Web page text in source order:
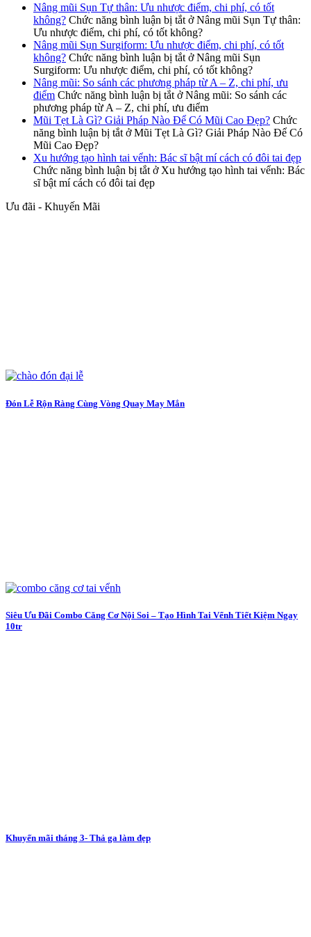
Nâng mũi Sụn Tự thân: Ưu nhược điểm, chi phí, có tốt
không? Chức năng bình luận bị tắt ở Nâng mũi Sụn Tự thân:
Ưu nhược điểm, chi phí, có tốt không?
Nâng mũi Sụn Surgiform: Ưu nhược điểm, chi phí, có tốt
không? Chức năng bình luận bị tắt ở Nâng mũi Sụn
Surgiform: Ưu nhược điểm, chi phí, có tốt không?
Nâng mũi: So sánh các phương pháp từ A – Z, chi phí, ưu
điểm Chức năng bình luận bị tắt ở Nâng mũi: So sánh các
phương pháp từ A – Z, chi phí, ưu điểm
Mũi Tẹt Là Gì? Giải Pháp Nào Để Có Mũi Cao Đẹp? Chức
năng bình luận bị tắt ở Mũi Tẹt Là Gì? Giải Pháp Nào Để Có
Mũi Cao Đẹp?
Xu hướng tạo hình tai vểnh: Bác sĩ bật mí cách có đôi tai đẹp
Chức năng bình luận bị tắt ở Xu hướng tạo hình tai vểnh: Bác
sĩ bật mí cách có đôi tai đẹp
Ưu đãi - Khuyến Mãi
Đón Lễ Rộn Ràng Cùng Vòng Quay May Mắn
Siêu Ưu Đãi Combo Căng Cơ Nội Soi – Tạo Hình Tai Vểnh Tiết Kiệm Ngay
10tr
Khuyến mãi tháng 3- Thả ga làm đẹp